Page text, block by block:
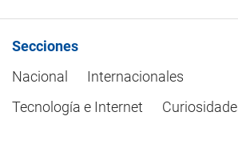
Secciones
Nacional
Internacionales
Tecnología e Internet